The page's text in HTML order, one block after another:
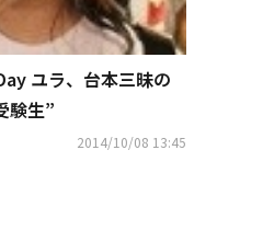
ユラ、台本三昧の
験生”
2014/10/08 13:45